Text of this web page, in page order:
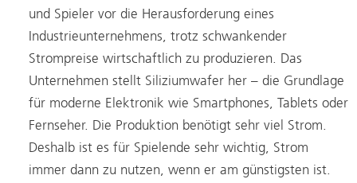
und Spieler vor die Herausforderung eines
Industrieunternehmens, trotz schwankender
Strompreise wirtschaftlich zu produzieren. Das
Unternehmen stellt Siliziumwafer her – die Grundlage
für moderne Elektronik wie Smartphones, Tablets oder
Fernseher. Die Produktion benötigt sehr viel Strom.
Deshalb ist es für Spielende sehr wichtig, Strom
immer dann zu nutzen, wenn er am günstigsten ist.